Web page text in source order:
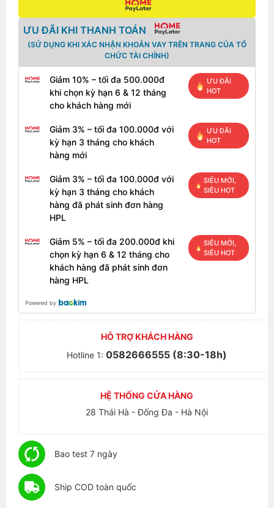
ƯU ĐÃI KHI THANH TOÁN
(SỬ DỤNG KHI XÁC NHẬN KHOẢN VAY TRÊN TRANG CỦA TỔ
CHỨC TÀI CHÍNH)
Giảm 10% – tối đa 500.000đ
khi chọn kỳ hạn 6 & 12 tháng
cho khách hàng mới
ƯU ĐÃI
HOT
Giảm 3% – tối đa 100.000đ với
kỳ hạn 3 tháng cho khách
hàng mới
ƯU ĐÃI
HOT
Giảm 3% – tối đa 100.000đ với
kỳ hạn 3 tháng cho khách
hàng đã phát sinh đơn hàng
HPL
SIÊU MỚI,
SIÊU HOT
Giảm 5% – tối đa 200.000đ khi
chọn kỳ hạn 6 & 12 tháng cho
khách hàng đã phát sinh đơn
hàng HPL
SIÊU MỚI,
SIÊU HOT
Powered by
HỖ TRỢ KHÁCH HÀNG
Hotline 1: 0582666555 (8:30-18h)
HỆ THỐNG CỬA HÀNG
28 Thái Hà - Đống Đa - Hà Nội
Bao test 7 ngày
Ship COD toàn quốc